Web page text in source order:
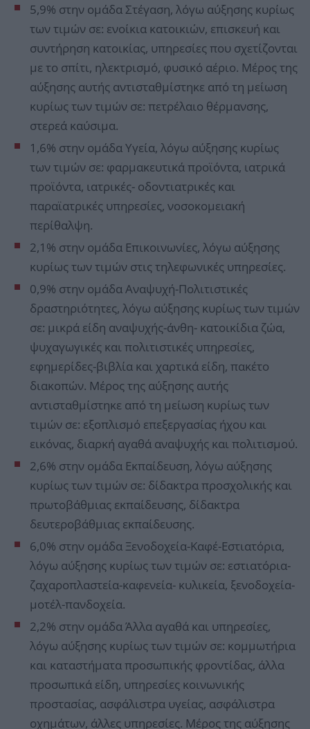
5,9% στην ομάδα Στέγαση, λόγω αύξησης κυρίως
των τιμών σε: ενοίκια κατοικιών, επισκευή και
συντήρηση κατοικίας, υπηρεσίες που σχετίζονται
με το σπίτι, ηλεκτρισμό, φυσικό αέριο. Μέρος της
αύξησης αυτής αντισταθμίστηκε από τη μείωση
κυρίως των τιμών σε: πετρέλαιο θέρμανσης,
στερεά καύσιμα.
1,6% στην ομάδα Υγεία, λόγω αύξησης κυρίως
των τιμών σε: φαρμακευτικά προϊόντα, ιατρικά
προϊόντα, ιατρικές- οδοντιατρικές και
παραϊατρικές υπηρεσίες, νοσοκομειακή
περίθαλψη.
2,1% στην ομάδα Επικοινωνίες, λόγω αύξησης
κυρίως των τιμών στις τηλεφωνικές υπηρεσίες.
0,9% στην ομάδα Αναψυχή-Πολιτιστικές
δραστηριότητες, λόγω αύξησης κυρίως των τιμών
σε: μικρά είδη αναψυχής-άνθη- κατοικίδια ζώα,
ψυχαγωγικές και πολιτιστικές υπηρεσίες,
εφημερίδες-βιβλία και χαρτικά είδη, πακέτο
διακοπών. Μέρος της αύξησης αυτής
αντισταθμίστηκε από τη μείωση κυρίως των
τιμών σε: εξοπλισμό επεξεργασίας ήχου και
εικόνας, διαρκή αγαθά αναψυχής και πολιτισμού.
2,6% στην ομάδα Εκπαίδευση, λόγω αύξησης
κυρίως των τιμών σε: δίδακτρα προσχολικής και
πρωτοβάθμιας εκπαίδευσης, δίδακτρα
δευτεροβάθμιας εκπαίδευσης.
6,0% στην ομάδα Ξενοδοχεία-Καφέ-Εστιατόρια,
λόγω αύξησης κυρίως των τιμών σε: εστιατόρια-
ζαχαροπλαστεία-καφενεία- κυλικεία, ξενοδοχεία-
μοτέλ-πανδοχεία.
2,2% στην ομάδα Άλλα αγαθά και υπηρεσίες,
λόγω αύξησης κυρίως των τιμών σε: κομμωτήρια
και καταστήματα προσωπικής φροντίδας, άλλα
προσωπικά είδη, υπηρεσίες κοινωνικής
προστασίας, ασφάλιστρα υγείας, ασφάλιστρα
οχημάτων, άλλες υπηρεσίες. Μέρος της αύξησης